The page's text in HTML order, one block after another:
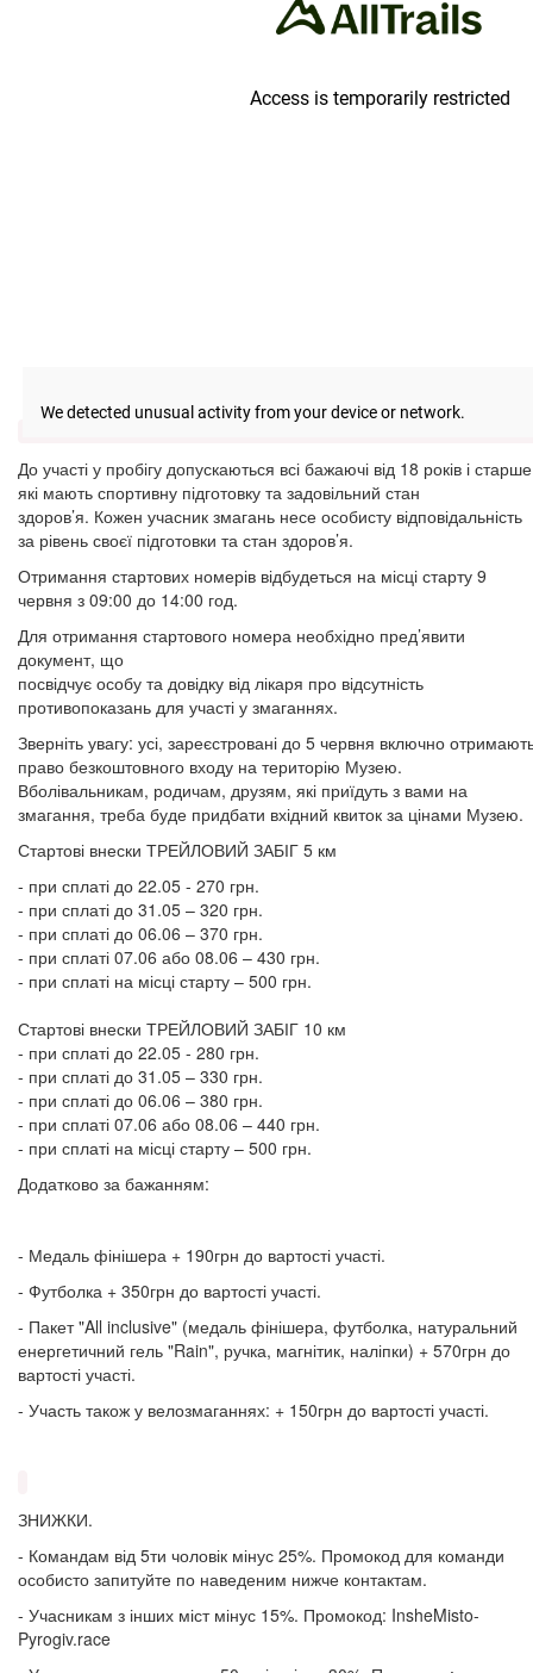
До участі у пробігу допускаються всі бажаючі від 18 років і
які мають спортивну підготовку та задовільний стан
здоров’я. Кожен учасник змагань несе особисту відповідальність
за рівень своєї підготовки та стан здоров’я.
Отримання стартових номерів відбудеться на місці старту 9
червня з 09:00 до 14:00 год.
Для отримання стартового номера необхідно пред’явити
документ, що
посвідчує особу та довідку від лікаря про відсутність
противопоказань для участі у змаганнях.
Зверніть увагу: усі, зареєстровані до 5 червня включно
право безкоштовного входу на територію Музею.
Вболівальникам, родичам, друзям, які приїдуть з вами на
змагання, треба буде придбати вхідний квиток за цінами Музею.
Стартові внески ТРЕЙЛОВИЙ ЗАБІГ 5 км
- при сплаті до 22.05 - 270 грн.
- при сплаті до 31.05 – 320 грн.
- при сплаті до 06.06 – 370 грн.
- при сплаті 07.06 або 08.06 – 430 грн.
- при сплаті на місці старту – 500 грн.
Стартові внески ТРЕЙЛОВИЙ ЗАБІГ 10 км
- при сплаті до 22.05 - 280 грн.
- при сплаті до 31.05 – 330 грн.
- при сплаті до 06.06 – 380 грн.
- при сплаті 07.06 або 08.06 – 440 грн.
- при сплаті на місці старту – 500 грн.
Додатково за бажанням:
- Медаль фінішера + 190грн до вартості участі.
- Футболка + 350грн до вартості участі.
- Пакет "All inclusive" (медаль фінішера, футболка, натуральний
енергетичний гель "Rain", ручка, магнітик, наліпки) + 570грн до
вартості участі.
- Участь також у велозмаганнях: + 150грн до вартості участі.
ЗНИЖКИ.
- Командам від 5ти чоловік мінус 25%. Промокод для команди
особисто запитуйте по наведеним нижче контактам.
- Учасникам з інших міст мінус 15%. Промокод: InsheMisto-
Pyrogiv.race